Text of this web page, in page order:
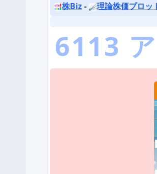
株Biz- 理論株価プロッ